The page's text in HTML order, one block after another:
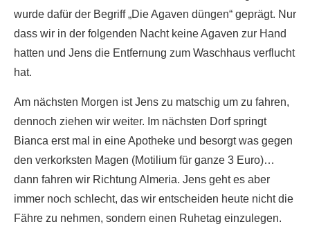
wurde dafür der Begriff „Die Agaven düngen“ geprägt. Nur
dass wir in der folgenden Nacht keine Agaven zur Hand
hatten und Jens die Entfernung zum Waschhaus verflucht
hat.
Am nächsten Morgen ist Jens zu matschig um zu fahren,
dennoch ziehen wir weiter. Im nächsten Dorf springt
Bianca erst mal in eine Apotheke und besorgt was gegen
den verkorksten Magen (Motilium für ganze 3 Euro)…
dann fahren wir Richtung Almeria. Jens geht es aber
immer noch schlecht, das wir entscheiden heute nicht die
Fähre zu nehmen, sondern einen Ruhetag einzulegen.